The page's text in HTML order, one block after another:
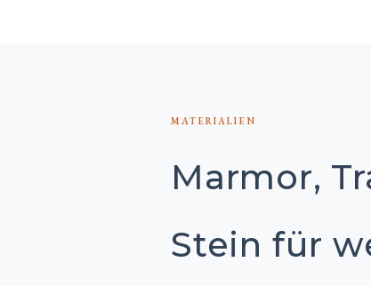
MATERIALIEN
Marmor,
Stein für